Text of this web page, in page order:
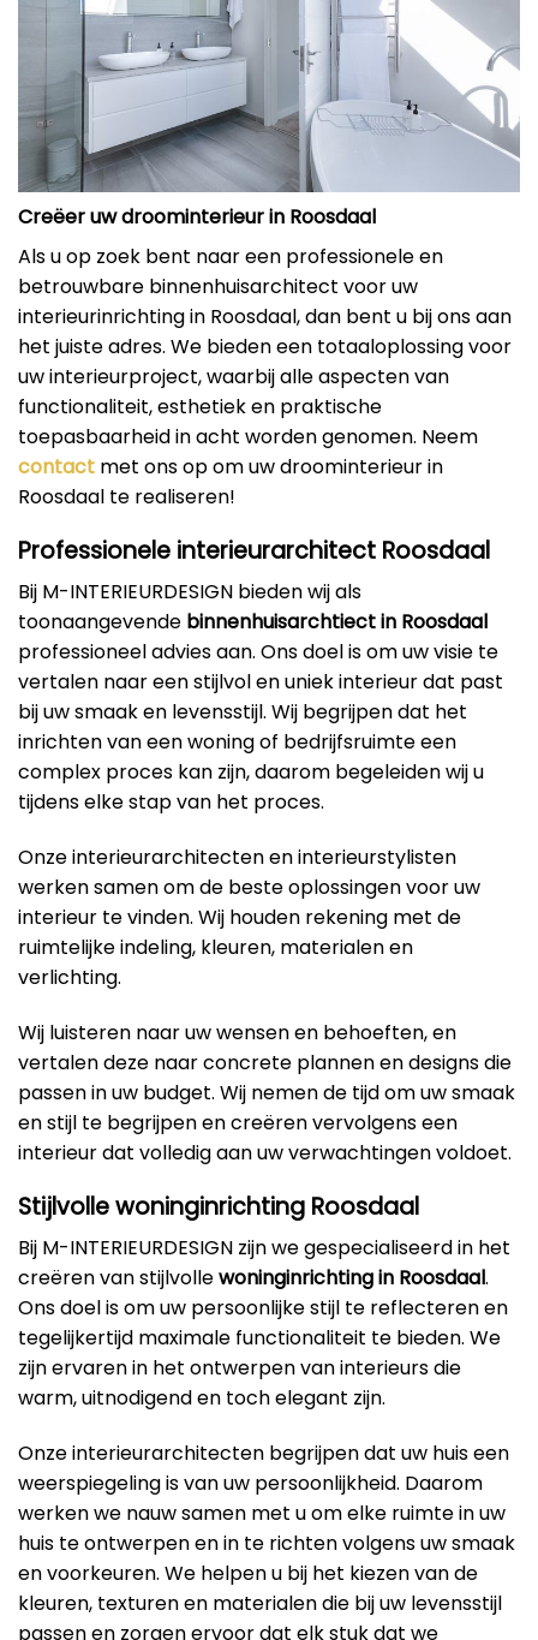
Creëer uw droominterieur in Roosdaal
Als u op zoek bent naar een professionele en
betrouwbare binnenhuisarchitect voor uw
interieurinrichting in Roosdaal, dan bent u bij ons aan
het juiste adres. We bieden een totaaloplossing voor
uw interieurproject, waarbij alle aspecten van
functionaliteit, esthetiek en praktische
toepasbaarheid in acht worden genomen. Neem
contact met ons op om uw droominterieur in
Roosdaal te realiseren!
Professionele interieurarchitect Roosdaal
Bij M-INTERIEURDESIGN bieden wij als
toonaangevende binnenhuisarchtiect in Roosdaal
professioneel advies aan. Ons doel is om uw visie te
vertalen naar een stijlvol en uniek interieur dat past
bij uw smaak en levensstijl. Wij begrijpen dat het
inrichten van een woning of bedrijfsruimte een
complex proces kan zijn, daarom begeleiden wij u
tijdens elke stap van het proces.
Onze interieurarchitecten en interieurstylisten
werken samen om de beste oplossingen voor uw
interieur te vinden. Wij houden rekening met de
ruimtelijke indeling, kleuren, materialen en
verlichting.
Wij luisteren naar uw wensen en behoeften, en
vertalen deze naar concrete plannen en designs die
passen in uw budget. Wij nemen de tijd om uw smaak
en stijl te begrijpen en creëren vervolgens een
interieur dat volledig aan uw verwachtingen voldoet.
Stijlvolle woninginrichting Roosdaal
Bij M-INTERIEURDESIGN zijn we gespecialiseerd in het
creëren van stijlvollewoninginrichting in Roosdaal.
Ons doel is om uw persoonlijke stijl te reflecteren en
tegelijkertijd maximale functionaliteit te bieden. We
zijn ervaren in het ontwerpen van interieurs die
warm, uitnodigend en toch elegant zijn.
Onze interieurarchitecten begrijpen dat uw huis een
weerspiegeling is van uw persoonlijkheid. Daarom
werken we nauw samen met u om elke ruimte in uw
huis te ontwerpen en in te richten volgens uw smaak
en voorkeuren. We helpen u bij het kiezen van de
kleuren, texturen en materialen die bij uw levensstijl
passen en zorgen ervoor dat elk stuk dat we